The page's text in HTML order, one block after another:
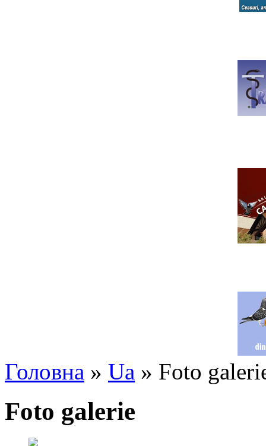
Головна » Ua » Foto
Foto galerie